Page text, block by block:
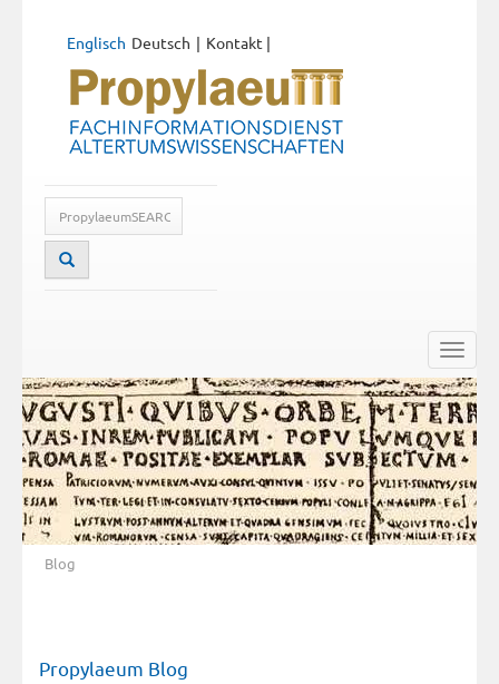
Deutsch
Englisch Kontakt |
Toggle
Blog
Propylaeum Blog